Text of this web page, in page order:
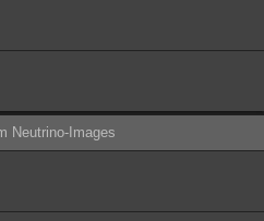
Neutrino-Images